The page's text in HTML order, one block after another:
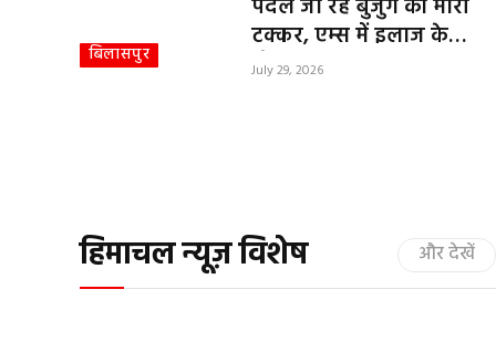
बिलासपुर
पैदल जा रहे बुजुर्ग को मारी
टक्कर, एम्स में इलाज के
दौरान तोड़ा दम
July 29, 2026
हिमाचल न्यूज़ विशेष और देखें